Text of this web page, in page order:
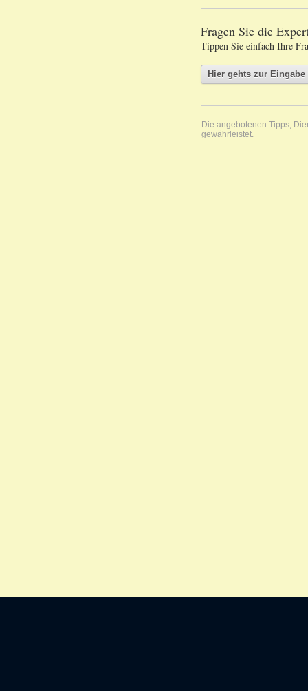
Fragen Sie die
Tippen Sie einfach Ihre
Die angebotenen Tipps,
gewährleistet.